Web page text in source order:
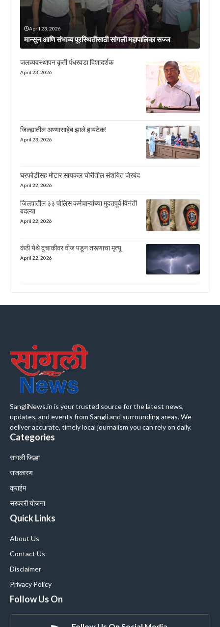
April 23, 2026
मान्सून आणि संभाव्य पूरस्थितीसाठी सांगली महापालिका सज्ज
जलव्यवस्थापन कृती पंधरवडा दिशादर्शक
April 23, 2026
जिल्ह्यातील अण्णासाहेब झाले हायटेक!
April 23, 2026
घरफोडीसह मोटार सायकल चोरीतील संशयित जेरबंद
April 22, 2026
जिल्ह्यातील ३३ पोलिस कर्मचाऱ्यांच्या मुदतपूर्व विनंती
बदल्या
April 22, 2026
कंठी येथे दुचाकीवर वीज पडून तरूणाचा मृत्यू
April 22, 2026
SangliNews.in is your trusted source for the latest news,
updates, and events from Sangli and surrounding areas. We
deliver accurate, timely local journalism you can rely on daily.
Categories
सांगली जिल्हा
राजकारण
क्राईम
सरकारी योजना
Quick Links
About Us
Contact Us
Disclaimer
Privacy Policy
Follow Us On